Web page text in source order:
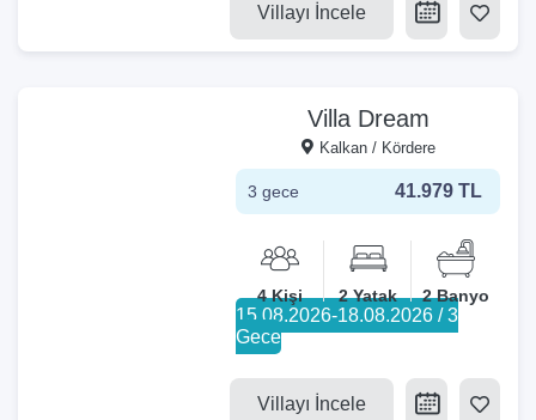
Villayı İncele
Villa Dream
Kalkan / Kördere
3 gece 41.979 TL
4 Kişi 2 Yatak 2 Banyo
15.08.2026-18.08.2026 / 3
Gece
Villayı İncele